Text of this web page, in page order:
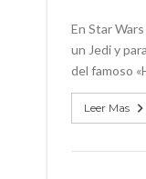
En Star
un Jedi y
del famoso
Leer Mas